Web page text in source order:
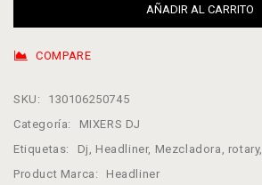
AÑADIR AL CARRITO
COMPARE
SKU:
130106250745
Categoría:
MIXERS DJ
Etiquetas:
Dj , Headliner, Mezcladora , rotary,
Product Marca:
Headliner